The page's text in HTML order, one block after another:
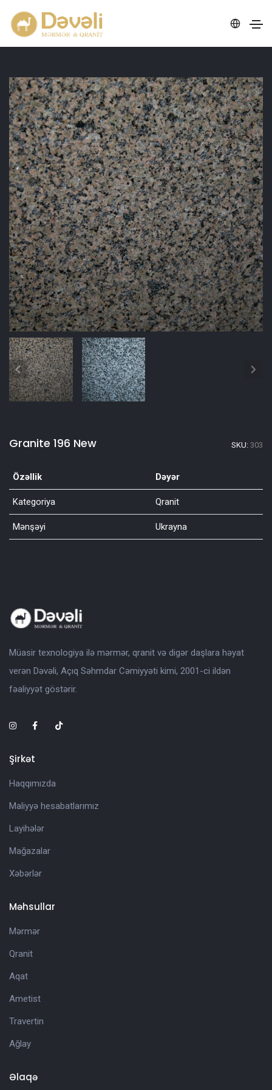
Granite 196 New SKU: 303
Özəllik Dəyər
Kategoriya Qranit
Mənşəyi Ukrayna
Müasir texnologiya ilə mərmər, qranit və digər daşlara həyat
verən Dəvəli, Açıq Səhmdar Cəmiyyəti kimi, 2001-ci ildən
fəaliyyət göstərir.
Şirkət
Haqqımızda
Maliyyə hesabatlarımız
Layihələr
Mağazalar
Xəbərlər
Məhsullar
Mərmər
Qranit
Aqat
Ametist
Travertin
Ağlay
Əlaqə